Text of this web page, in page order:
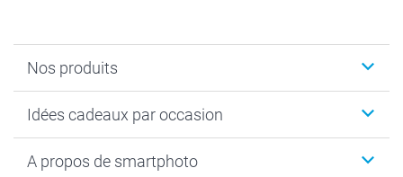
Nos produits
Calendrier photo & Agenda photo
Tirage photo & agrandissement
Idées cadeaux par occasion
Anniversaire
A propos de smartphoto